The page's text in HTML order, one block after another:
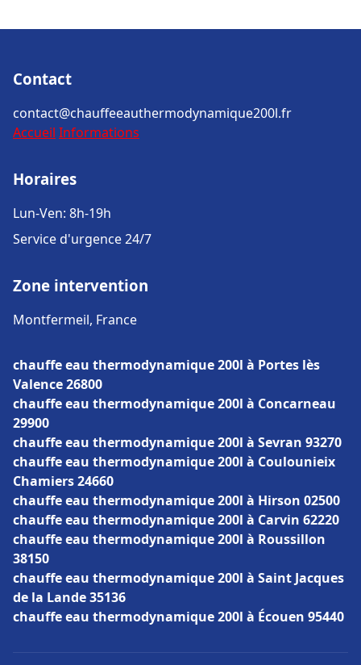
Contact
contact@chauffeeauthermodynamique200l.fr
Accueil Informations
Horaires
Lun-Ven: 8h-19h
Service d'urgence 24/7
Zone intervention
Montfermeil, France
chauffe eau thermodynamique 200l à Portes lès
Valence 26800
chauffe eau thermodynamique 200l à Concarneau
29900
chauffe eau thermodynamique 200l à Sevran 93270
chauffe eau thermodynamique 200l à Coulounieix
Chamiers 24660
chauffe eau thermodynamique 200l à Hirson 02500
chauffe eau thermodynamique 200l à Carvin 62220
chauffe eau thermodynamique 200l à Roussillon
38150
chauffe eau thermodynamique 200l à Saint Jacques
de la Lande 35136
chauffe eau thermodynamique 200l à Écouen 95440